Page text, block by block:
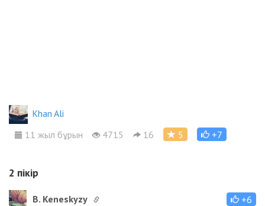
Khan Ali
11 жыл бұрын
4715 16 5 +7
2 пікір
B. Keneskyzy
+6